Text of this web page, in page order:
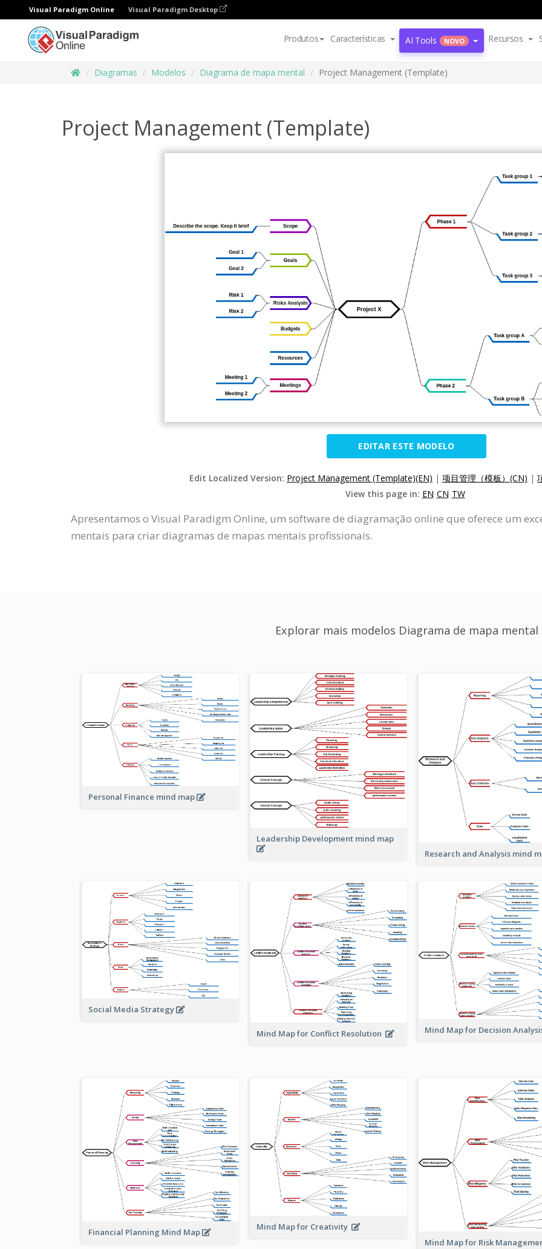
Visual Paradigm Online Visual Paradigm Desktop
Produtos Características AI Tools NOVO Recursos
Diagramas Modelos Diagrama de mapa mental Project Management (Template)
Project Management (Template)
EDITAR ESTE MODELO
Edit Localized Version: Project Management (Template)(EN) | 项目管理（模板）(CN) |
View this page in: EN CN TW
Apresentamos o Visual Paradigm Online, um software de diagramação online que oferece um
mentais para criar diagramas de mapas mentais profissionais.
Explorar mais modelos Diagrama de mapa mental
Personal Finance mind map
Leadership Development mind map
Research and Analysis mind
Social Media Strategy
Mind Map for Conflict Resolution Mind Map for Decision
Financial Planning Mind Map
Mind Map for Creativity
Mind Map for Risk